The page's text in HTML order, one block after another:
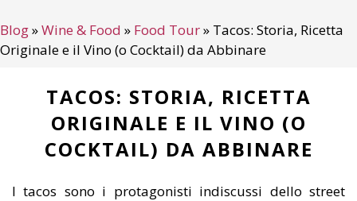
Blog»Wine & Food » Food Tour» Tacos: Storia, Ricetta
Originale e il Vino (o Cocktail) da Abbinare
TACOS: STORIA, RICETTA
ORIGINALE E IL VINO (O
COCKTAIL) DA ABBINARE
I tacos sono i protagonisti indiscussi dello street